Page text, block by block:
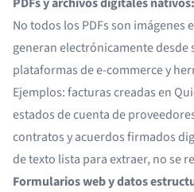
No todos los PDFs son imágenes
generan electrónicamente desde
plataformas de e-commerce y
Ejemplos: facturas creadas en
estados de cuenta de
contratos y acuerdos firmados
de texto lista para extraer, no se
Formularios web y datos